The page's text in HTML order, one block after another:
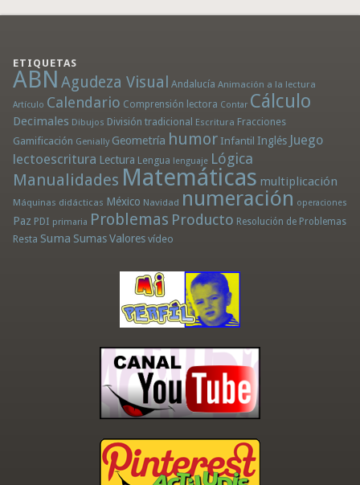
ETIQUETAS
ABN Agudeza Visual Andalucía Animación a la lectura
Artículo Calendario Comprensión lectora Contar Cálculo
Decimales Dibujos División tradicional Escritura Fracciones
Gamificación Genially Geometría humor Infantil Inglés Juego
lectoescritura Lectura Lengua lenguaje Lógica
Manualidades Matemáticas multiplicación
Máquinas didácticas México Navidad numeración operaciones
Paz PDI primaria Problemas Producto Resolución de Problemas
Resta Suma Sumas Valores vídeo